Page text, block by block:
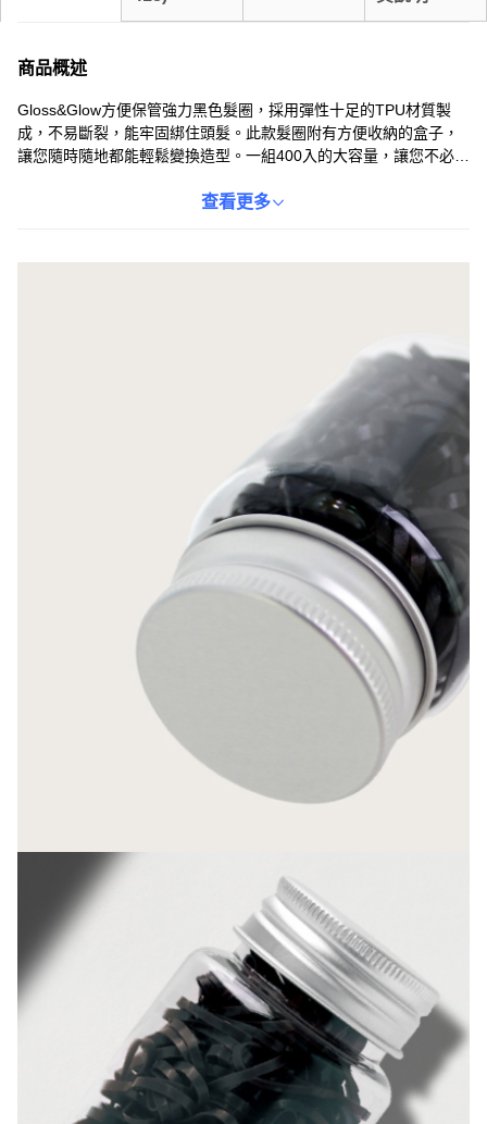
商品概述
Gloss&Glow方便保管強力黑色髮圈，採用彈性十足的TPU材質製
成，不易斷裂，能牢固綁住頭髮。此款髮圈附有方便收納的盒子，
讓您隨時隨地都能輕鬆變換造型。一組400入的大容量，讓您不必擔
鬆攜帶，隨時展現自信美麗。韓國製造，品質嚴格把關，讓您使
查看更多